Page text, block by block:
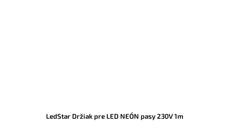
LedStar Držiak pre LED NEÓN pasy 230V 1m